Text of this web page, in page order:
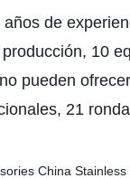
de
10
pueden
21